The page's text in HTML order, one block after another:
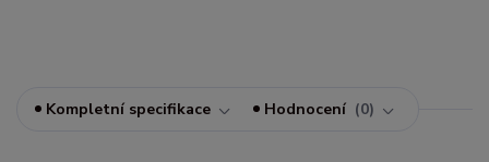
Kompletní specifikace Hodnocení 0